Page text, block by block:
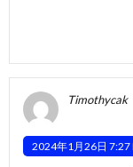
Timothycak
2024年1月26日 7:27